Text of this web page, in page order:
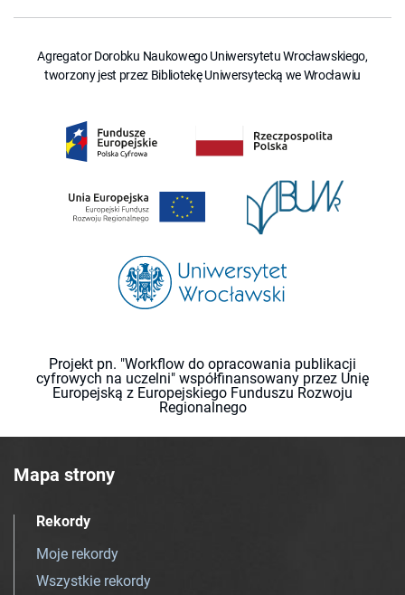
Agregator Dorobku Naukowego Uniwersytetu Wrocławskiego,
tworzony jest przez Bibliotekę Uniwersytecką we Wrocławiu
Projekt pn. "Workflow do opracowania publikacji
cyfrowych na uczelni" współfinansowany przez Unię
Europejską z Europejskiego Funduszu Rozwoju
Regionalnego
Mapa strony
Rekordy
Moje rekordy
Wszystkie rekordy